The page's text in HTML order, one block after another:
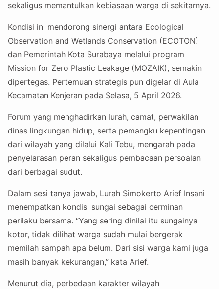
sekaligus memantulkan kebiasaan warga di sekitarnya.
Kondisi ini mendorong sinergi antara Ecological
Observation and Wetlands Conservation (ECOTON)
dan Pemerintah Kota Surabaya melalui program
Mission for Zero Plastic Leakage (MOZAIK), semakin
dipertegas. Pertemuan strategis pun digelar di Aula
Kecamatan Kenjeran pada Selasa, 5 April 2026.
Forum yang menghadirkan lurah, camat, perwakilan
dinas lingkungan hidup, serta pemangku kepentingan
dari wilayah yang dilalui Kali Tebu, mengarah pada
penyelarasan peran sekaligus pembacaan persoalan
dari berbagai sudut.
Dalam sesi tanya jawab, Lurah Simokerto Arief Insani
menempatkan kondisi sungai sebagai cerminan
perilaku bersama. “Yang sering dinilai itu sungainya
kotor, tidak dilihat warga sudah mulai bergerak
memilah sampah apa belum. Dari sisi warga kami juga
masih banyak kekurangan,” kata Arief.
Menurut dia, perbedaan karakter wilayah